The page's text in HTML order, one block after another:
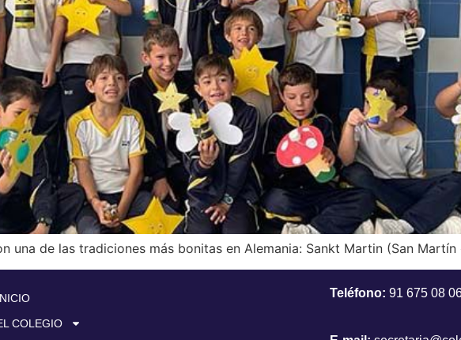
una de las tradiciones más bonitas en Alemania: Sankt Martin (San Martín
COLEGIO
Teléfono: 91 675 08